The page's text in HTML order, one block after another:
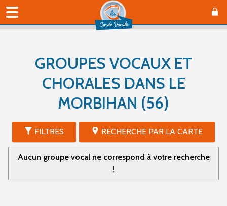
GROUPES VOCAUX ET
CHORALES DANS LE
MORBIHAN (56)
FILTRES RECHERCHE PAR LA CARTE
Aucun groupe vocal ne correspond à votre recherche
!